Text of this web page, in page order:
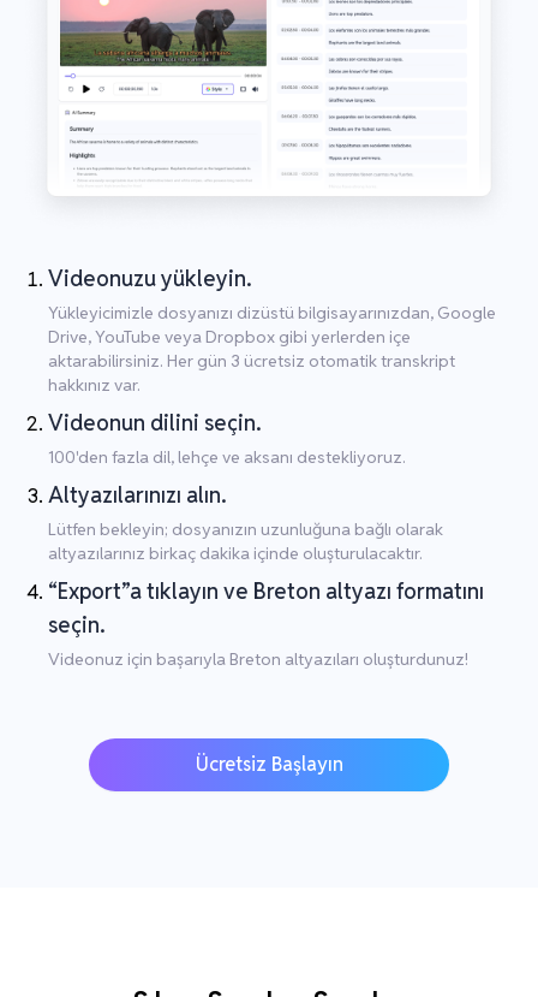
Videonuzu yükleyin.
Yükleyicimizle dosyanızı dizüstü bilgisayarınızdan, Google
Drive, YouTube veya Dropbox gibi yerlerden içe
aktarabilirsiniz. Her gün 3 ücretsiz otomatik transkript
hakkınız var.
Videonun dilini seçin.
100'den fazla dil, lehçe ve aksanı destekliyoruz.
Altyazılarınızı alın.
Lütfen bekleyin; dosyanızın uzunluğuna bağlı olarak
altyazılarınız birkaç dakika içinde oluşturulacaktır.
“Export”a tıklayın ve Breton altyazı formatını
seçin.
Videonuz için başarıyla Breton altyazıları oluşturdunuz!
Ücretsiz Başlayın